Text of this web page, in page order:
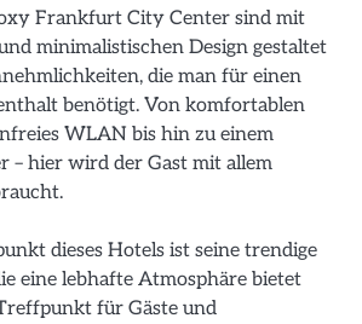
Frankfurt City Center sind mit
minimalistischen Design gestaltet
die man für einen
benötigt. Von komfortablen
WLAN bis hin zu einem
– hier wird der Gast mit allem
dieses Hotels ist seine trendige
eine lebhafte Atmosphäre bietet
für Gäste und